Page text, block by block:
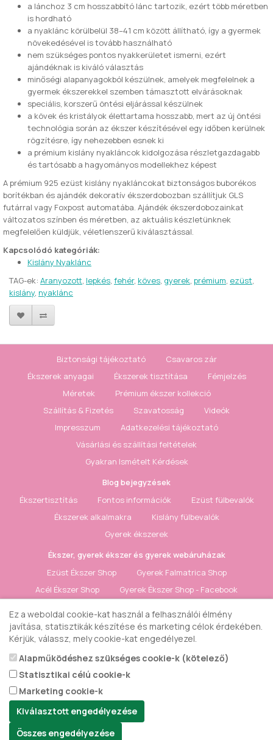
a lánchoz 3 cm hosszabbító lánc tartozik, ezért több méretben
is hordható
a nyaklánc körülbelül 38–41 cm között állítható, így a gyermek
növekedésével is tovább használható
nem szükséges pontos nyakkerületet ismerni, ezért
ajándéknak is kiváló választás
minőségi alapanyagokból készülnek, amelyek megfelelnek a
gyermek ékszerekkel szemben támasztott elvárásoknak
speciális, korszerű öntési eljárással készülnek
a kövek és kristályok élettartama hosszabb, mert az új öntési
technológia során az ékszer készítésével egy időben kerülnek
rögzítésre, így nehezebben esnek ki
a prémium kislány nyakláncok kidolgozása részletgazdagabb
és tartósabb a hagyományos modellekhez képest
A prémium 925 ezüst kislány nyakláncokat biztonságos buborékos
borítékban és ajándék dekoratív ékszerdobozban szállítjuk GLS
futárral vagy Foxpost automatába. Ajándék ékszerdobozainkat
változatos színben és méretben, az aktuális készletünknek
megfelelően küldjük, véletlenszerű kiválasztással.
Kapcsolódó kategóriák:
Kislány Nyaklánc
TAG-ek: Aranyozott, lepkés, fehér, köves, gyerek, prémium, ezüst,
kislány, nyaklánc
Biztonsági tájékoztató
Csavaros zár
Ékszerek anyagai
Ékszerek tisztítása
Fémjelzés
Méretek
Prémium ékszer kollekció
Szállítás & Fizetés
Szavatosság
Videók
Impresszum
Adatkezelési tájékoztató
Vásárlási és szállítási feltételek
Gyakran Ismételt Kérdések
Blog bejegyzések
Ékszertisztítás
Fontos információk
Ezüst fülbevalók
Ékszerek alkalmakra
Kislány fülbevalók
Gyerek ékszerek
Ékszer, gyerek ékszer és gyerek webáruházak
Ezüst Ékszer Shop
Gyerek Falmatrica Shop
Acél Ékszer Shop
Gyerek Ékszer Shop - Facebook
Gyerekszoba Falmatrica - Facebook
Fiók & Kapcsolat
Kapcsolat
Elállás a szerződéstől
Honlaptérkép
Fiók
Rendelés követés
Gyerek ékszer Shop © 2018 - ezüst gyerek ékszerek
Ez a weboldal cookie-kat használ a felhasználói élmény
javítása, statisztikák készítése és marketing célok érdekében.
Kérjük, válassz, mely cookie-kat engedélyezel.
Alapműködéshez szükséges cookie-k (kötelező)
Statisztikai célú cookie-k
Marketing cookie-k
Kiválasztott engedélyezése
Összes engedélyezése